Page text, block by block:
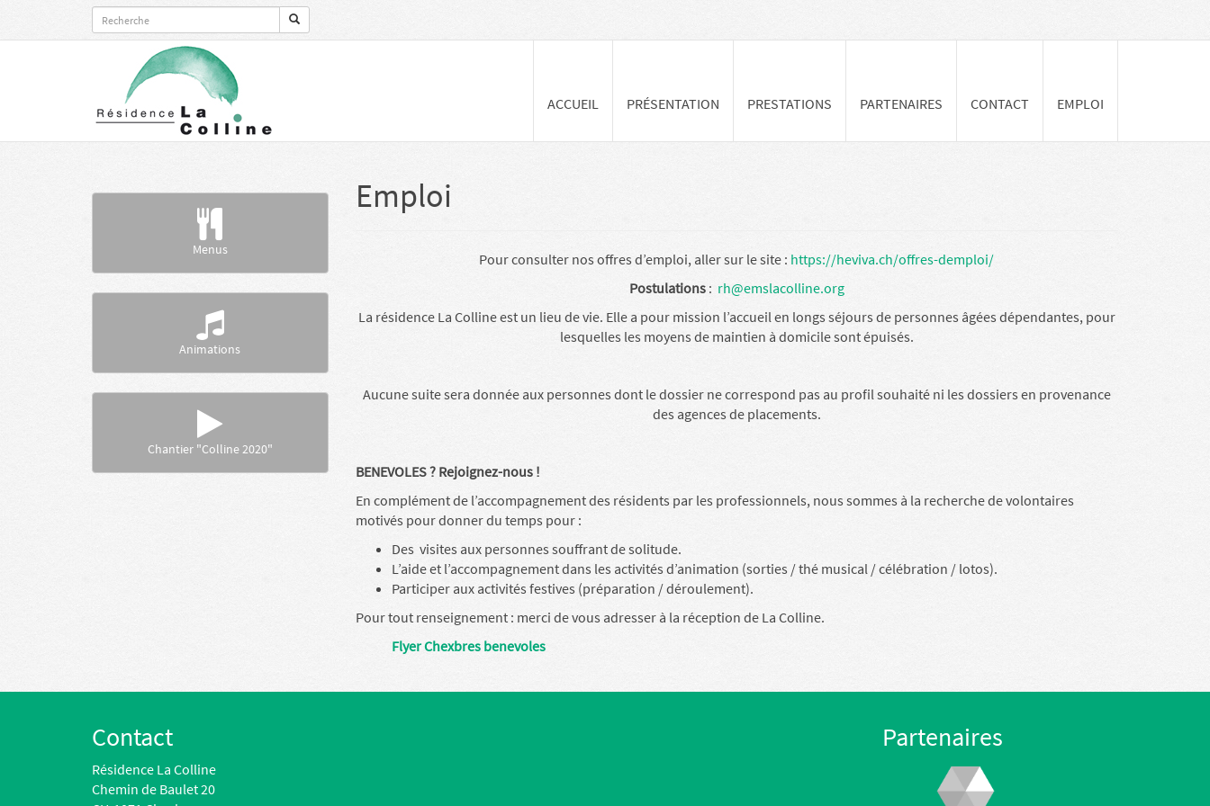
Recherche
pour:
ACCUEIL PRÉSENTATION PRESTATIONS PARTENAIRES CONTACT EMPLOI
Menus
Animations
Chantier "Colline 2020"
Emploi
Pour consulter nos offres d’emploi, aller sur le site : https://heviva.ch/offres-demploi/
Postulations: rh@emslacolline.org
La résidence La Colline est un lieu de vie. Elle a pour mission l’accueil en longs séjours de personnes âgées dépendantes, pour
lesquelles les moyens de maintien à domicile sont épuisés.
Aucune suite sera donnée aux personnes dont le dossier ne correspond pas au profil souhaité ni les dossiers en provenance
des agences de placements.
BENEVOLES ? Rejoignez-nous !
En complément de l’accompagnement des résidents par les professionnels, nous sommes à la recherche de volontaires
motivés pour donner du temps pour :
Des visites aux personnes souffrant de solitude.
L’aide et l’accompagnement dans les activités d’animation (sorties / thé musical / célébration / lotos).
Participer aux activités festives (préparation / déroulement).
Pour tout renseignement : merci de vous adresser à la réception de La Colline.
Flyer Chexbres benevoles
Contact
Résidence La Colline
Chemin de Baulet 20
Partenaires